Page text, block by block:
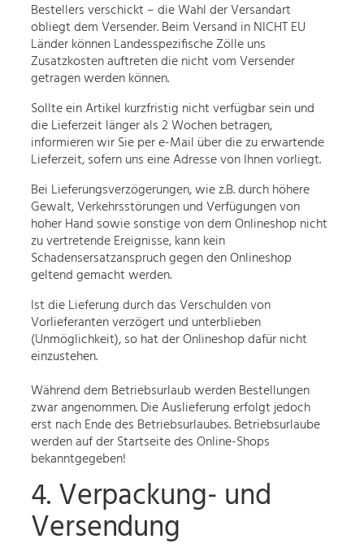
Bestellers verschickt – die Wahl der Versandart
obliegt dem Versender. Beim Versand in NICHT EU
Länder können Landesspezifische Zölle uns
Zusatzkosten auftreten die nicht vom Versender
getragen werden können.
Sollte ein Artikel kurzfristig nicht verfügbar sein und
die Lieferzeit länger als 2 Wochen betragen,
informieren wir Sie per e-Mail über die zu erwartende
Lieferzeit, sofern uns eine Adresse von Ihnen vorliegt.
Bei Lieferungsverzögerungen, wie z.B. durch höhere
Gewalt, Verkehrsstörungen und Verfügungen von
hoher Hand sowie sonstige von dem Onlineshop nicht
zu vertretende Ereignisse, kann kein
Schadensersatzanspruch gegen den Onlineshop
geltend gemacht werden.
Ist die Lieferung durch das Verschulden von
Vorlieferanten verzögert und unterblieben
(Unmöglichkeit), so hat der Onlineshop dafür nicht
einzustehen.
Während dem Betriebsurlaub werden Bestellungen
zwar angenommen. Die Auslieferung erfolgt jedoch
erst nach Ende des Betriebsurlaubes. Betriebsurlaube
werden auf der Startseite des Online-Shops
bekanntgegeben!
4. Verpackung- und
Versendung